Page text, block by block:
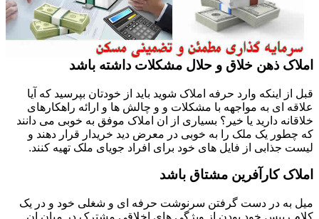
املاک ذهن خلاق و حلال مشکلات داشته باشد
قبل از اینکه وارد حرفه املاک شوید باید از خودتان بپرسید که آیا
علاقه ای به مواجهه با مشکلات و و چالش ها و ارائه راهکارهای
خلاقانه دارید یا خیر؟ بسیاری از ان املاک موفق به خوبی می دانند
که چطور یک ملک را به خوبی در معرض دید خریدار قرار دهند و
لیست جذابی از فایل های خود برای افراد جویای ملک تهیه کنند.
املاک کارآفرین مشتاق باشد
میل به در دست گرفتن سرنوشت حرفه ای و شغلی خود و در یک